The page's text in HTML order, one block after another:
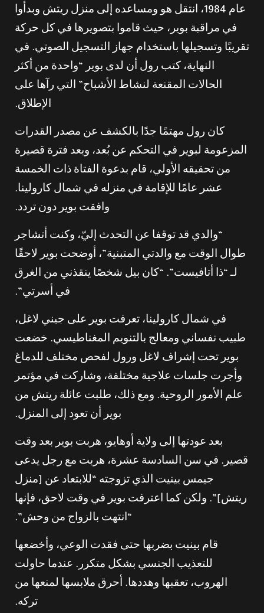
عام 1984، انتقل هو ومساعده إلى منزل ريتش وبدأوا
في مراقبة بوير، حيث قاموا بتصويرها في كل حركة
تقريبًا وتسجيلها باستخدام جهاز التسجيل الصوتي. في
النهاية، كتب رول أن لدى بوير “واحدة من أكثر
الحالات المقنعة لنشاط الأشباح” التي رآها على
الإطلاق.
كان رول مهتمًا جدًا بالكشف عن مصدر القدرات
المزعومة لبوير في التحكم عن بُعد، وبعد فترة قصيرة
من تحقيقه الأولي، قام بدعوة الفتاة ذات الخمسة
عشر عامًا للإقامة في منزله في شمال كارولينا.
وافقت بوير دون تردد.
“والدي قد توقفا عن التحدث إليّ، وكنت أتشاجر
طوال الوقت مع والدتي المتبنية”، أوضحت بوير لاحقًا
لـ “ذا أتافيست”. “كان بيل شخصًا ينقذني من الغرق
في أسرتي”.
في شمال كارولينا، تعرفت بوير على جيني لاغل،
طبيب نفساني ومعالج بالتنويم المغناطيسي. خضعت
بوير تحت إشراف لاغل ورول لفحص مختلف للدماغ
وأجرت جلسات علاجية مختلفة، وشاركت في مؤتمر
علم الأمور الروحية. ومع ذلك، طلبت عائلة ريتش من
بوير أن تعود إلى المنزل.
بعد عودتها إلى ولاية أوهايو، هربت بوير بعد وقت
قصير. في سن السادسة عشرة، هربت مع رجل يدعى
جيمس بينيت الذي تزوجته “للابتعاد عن [منزل
ريتش]”. ولكن كما اعترفت بوير في وقت لاحق، فإنها
“انتهت بالزواج من وحش”.
قام بينيت بضربها حتى فقدت الوعي، وأخضعها
للتعذيب الجنسي بشكل متكرر. عندما حاولت
الهروب، تعقبها وهددها. أحرق ملابسها لمنعها من
تركه.